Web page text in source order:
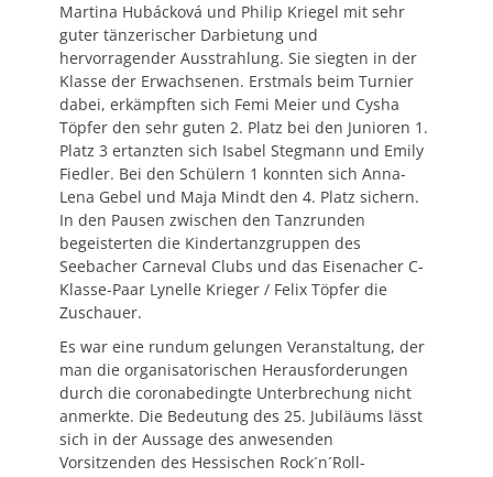
Martina Hubácková und Philip Kriegel mit sehr
guter tänzerischer Darbietung und
hervorragender Ausstrahlung. Sie siegten in der
Klasse der Erwachsenen. Erstmals beim Turnier
dabei, erkämpften sich Femi Meier und Cysha
Töpfer den sehr guten 2. Platz bei den Junioren 1.
Platz 3 ertanzten sich Isabel Stegmann und Emily
Fiedler. Bei den Schülern 1 konnten sich Anna-
Lena Gebel und Maja Mindt den 4. Platz sichern.
In den Pausen zwischen den Tanzrunden
begeisterten die Kindertanzgruppen des
Seebacher Carneval Clubs und das Eisenacher C-
Klasse-Paar Lynelle Krieger / Felix Töpfer die
Zuschauer.
Es war eine rundum gelungen Veranstaltung, der
man die organisatorischen Herausforderungen
durch die coronabedingte Unterbrechung nicht
anmerkte. Die Bedeutung des 25. Jubiläums lässt
sich in der Aussage des anwesenden
Vorsitzenden des Hessischen Rock´n´Roll-